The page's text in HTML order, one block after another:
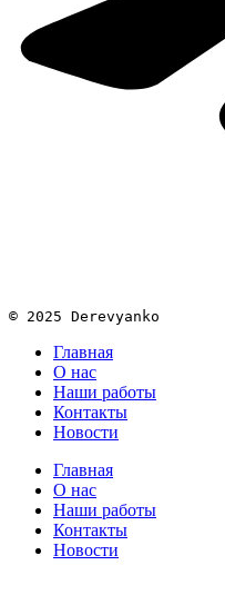
© 2025 Derevyanko
Главная
О нас
Наши работы
Контакты
Новости
Главная
О нас
Наши работы
Контакты
Новости